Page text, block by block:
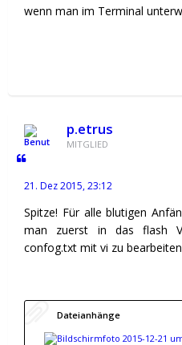
wenn man im Terminal
p.etrus
MITGLIED
21. Dez 2015, 23:12
Spitze! Für alle blutigen
man zuerst in das flash
confog.txt mit vi zu
Dateianhänge